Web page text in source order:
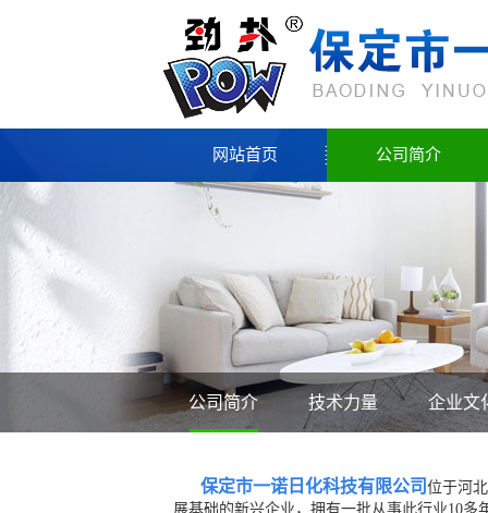
网站首页 公司简介
公司简介 技术力量 企业文
保定市一诺日化科技有限公司 位于河
展基础的新兴企业，拥有一批从事此行业10